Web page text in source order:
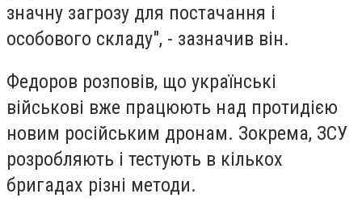
значну загрозу для постачання і
особового складу", - зазначив він.
Федоров розповів, що українські
військові вже працюють над протидією
новим російським дронам. Зокрема, ЗСУ
розробляють і тестують в кількох
бригадах різні методи.